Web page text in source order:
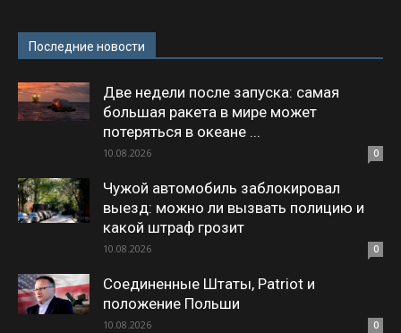
Последние новости
Две недели после запуска: самая
большая ракета в мире может
потеряться в океане ...
10.08.2026 0
Чужой автомобиль заблокировал
выезд: можно ли вызвать полицию и
какой штраф грозит
10.08.2026 0
Соединенные Штаты, Patriot и
положение Польши
10.08.2026 0